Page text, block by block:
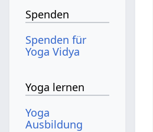
Spenden
Spenden für
Yoga Vidya
Yoga lernen
Yoga
Ausbildung